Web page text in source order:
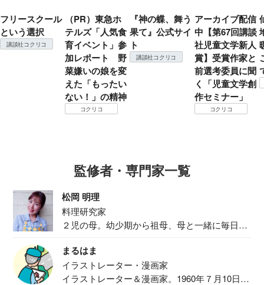
フリースクール
という選択
講談社コクリコ
（PR）東急ホ
テルズ「人気食
育イベント」参
加レポート 野
菜嫌いの娘を変
えた「もったい
ない！」の精神
コクリコ
『神の蝶、舞う
果て』公式サイ
ト
講談社コクリコ
アーカイブ配信
中【第67回講談
社児童文学新人
賞】受賞作家と
前選考委員に聞
く「児童文学創
作セミナー」
コクリコ
監修者・専門家一覧
松岡 明理
料理研究家
２児の母。幼少期から祖母、母と一緒に毎日の
まるはま
イラストレーター・漫画家
イラストレーター＆漫画家。1960年７月10日生